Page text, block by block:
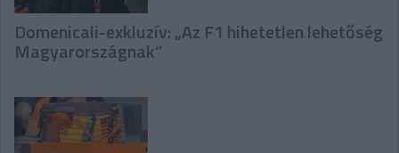
Domenicali-exkluzív: „Az F1 hihetetlen lehetőség
Magyarországnak”